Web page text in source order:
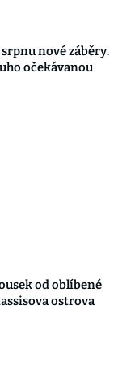
nové záběry.
očekávanou
od oblíbené
ostrova